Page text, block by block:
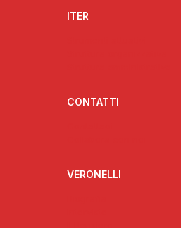
ITER
CONTATTI
VERONELLI